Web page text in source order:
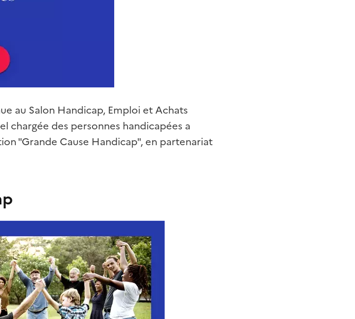
au Salon Handicap, Emploi et Achats
chargée des personnes handicapées a
"Grande Cause Handicap", en partenariat